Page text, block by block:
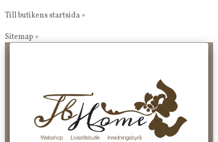
Till butikens startsida »
Sitemap »
Faktura 0 kr. Hos oss betalar du enkelt och smidigt med KLARNA
CHECKOUT. Välj själv hur du vill betala mellan alla Klarnas
betalningstjänster. Och du kan även välja PAYSON betalningstjänst.
Nöjda kunder och strävar efter att ha snabba leveranser!
-ligt Tack för att just Du tittar in hos Jb Home!